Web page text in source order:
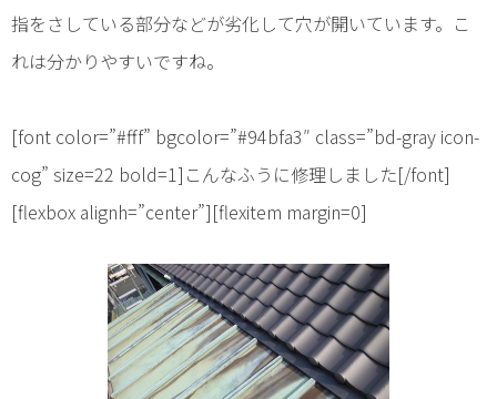
指をさしている部分などが劣化して穴が開いています。こ
れは分かりやすいですね。
[font color=”#fff” bgcolor=”#94bfa3″ class=”bd-gray icon-
cog” size=22 bold=1]こんなふうに修理しました[/font]
[flexbox alignh=”center”][flexitem margin=0]